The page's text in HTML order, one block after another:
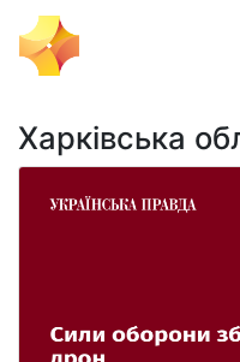
Харківська